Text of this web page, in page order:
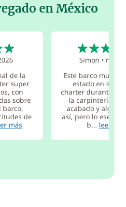
en México
de la
super
con
sobre
barco,
de
más
Simon • nov
Este barco
estado en
charter durante
la carpintería
acabado y
así, pero lo
b... leer